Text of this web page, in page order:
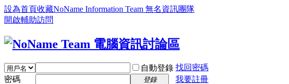
設為首頁收藏NoName Information Team 無名資訊團隊
開啟輔助訪問
自動登錄 找回密碼
密碼
登錄
我要註冊